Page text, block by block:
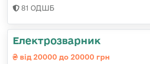
81 ОДШБ
Електрозварник
від 20000 до 20000 грн